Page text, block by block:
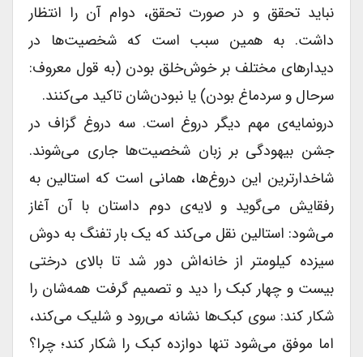
نباید تحقق و در صورت تحقق، دوام آن را انتظار
داشت. به همین سبب است که شخصیت‌ها در
دیدارهای مختلف بر خوش‌خلق بودن (به قول معروف:
سرحال و سردماغ بودن) یا نبودن‌شان تاکید می‌کنند.
درونمایه‌ی مهم دیگر دروغ است. سه دروغ گزاف در
جشن بیهودگی بر زبان شخصیت‌ها جاری می‌شوند.
شاخدارترین این دروغ‌ها، همانی است که استالین به
رفقایش می‌گوید و لایه‌ی دوم داستان با آن آغاز
می‌شود: استالین نقل می‌کند که یک بار تفنگ به دوش
سیزده کیلومتر از خانه‌اش دور شد تا بالای درختی
بیست و چهار کبک را دید و تصمیم گرفت همه‌شان را
شکار کند: سوی کبک‌ها نشانه می‌رود و شلیک می‌کند،
اما موفق می‌شود تنها دوازده کبک را شکار کند؛ چرا؟